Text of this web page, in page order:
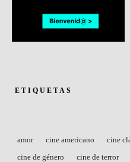
ETIQUETAS
amor cine americano cine
cine de género
cine de terror